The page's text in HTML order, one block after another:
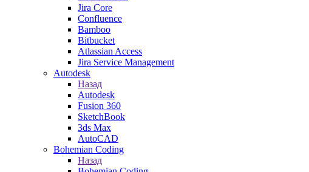
Jira Core
Confluence
Bamboo
Bitbucket
Atlassian Access
Jira Service Management
Autodesk
Назад
Autodesk
Fusion 360
SketchBook
3ds Max
AutoCAD
Bohemian Coding
Назад